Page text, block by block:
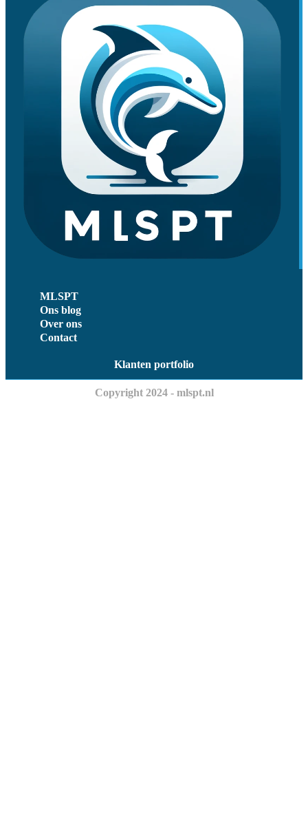
MLSPT
Ons blog
Over ons
Contact
Klanten portfolio
Copyright 2024 - mlspt.nl